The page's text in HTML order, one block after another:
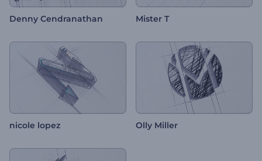
Denny Cendranathan Mister T
nicole lopez Olly Miller